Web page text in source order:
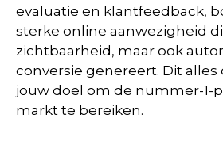
evaluatie en klantfeedback,
sterke online aanwezigheid
zichtbaarheid, maar ook
conversie genereert. Dit alles
jouw doel om de nummer-1-
markt te bereiken.